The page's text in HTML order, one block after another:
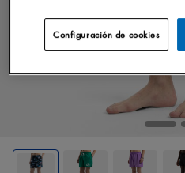
Configuración de cookies